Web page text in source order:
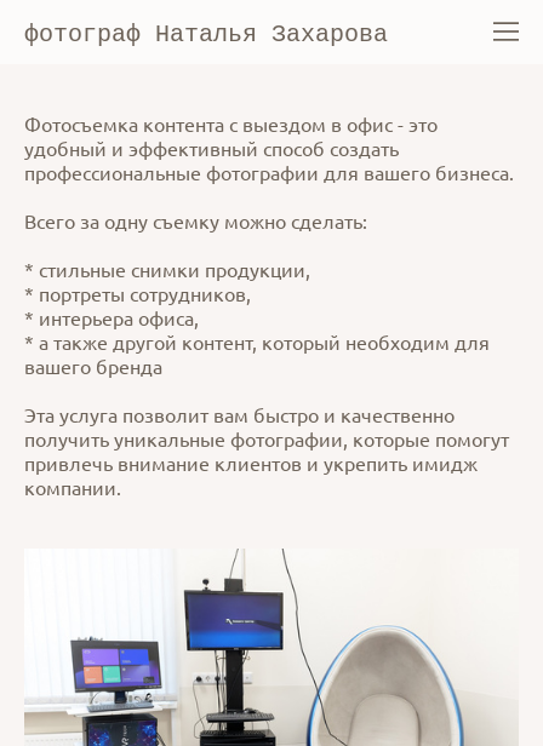
фотограф Наталья Захарова
Фотосъемка контента с выездом в офис - это
удобный и эффективный способ создать
профессиональные фотографии для вашего бизнеса.
Всего за одну съемку можно сделать:
* стильные снимки продукции,
* портреты сотрудников,
* интерьера офиса,
* а также другой контент, который необходим для
вашего бренда
Эта услуга позволит вам быстро и качественно
получить уникальные фотографии, которые помогут
привлечь внимание клиентов и укрепить имидж
компании.